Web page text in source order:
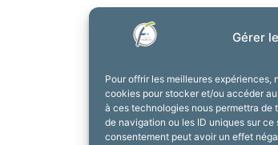
Gérer
Pour offrir les meilleures
cookies pour stocker et/ou accéder
à ces technologies nous permettra de
de navigation ou les ID uniques sur
consentement peut avoir un effet